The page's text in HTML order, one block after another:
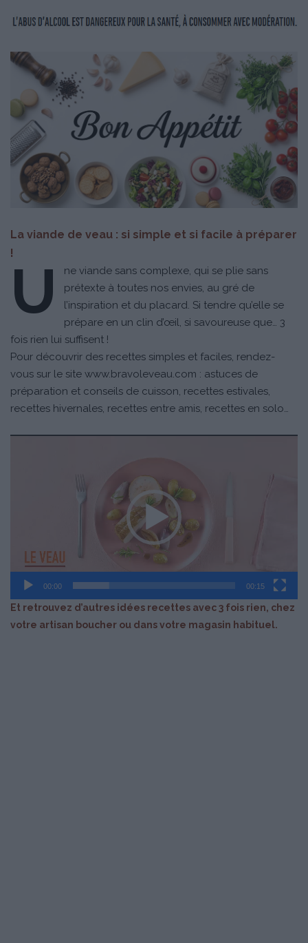
La viande de veau : si simple et si facile à préparer
!
U
ne viande sans complexe, qui se plie sans
prétexte à toutes nos envies, au gré de
l’inspiration et du placard. Si tendre qu’elle se
prépare en un clin d’œil, si savoureuse que… 3
fois rien lui suffisent !
Pour découvrir des recettes simples et faciles, rendez-
vous sur le site www.bravoleveau.com : astuces de
préparation et conseils de cuisson, recettes estivales,
recettes hivernales, recettes entre amis, recettes en solo…
00:00 00:15
Et retrouvez d’autres idées recettes avec 3 fois rien, chez
votre artisan boucher ou dans votre magasin habituel.